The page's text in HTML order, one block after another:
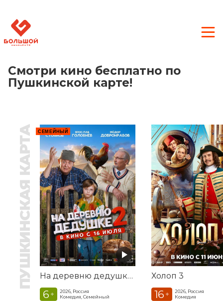
Смотри кино бесплатно по
Пушкинской карте!
ПУШКИНСКАЯ КАРТА СЕМЕЙНЫЙ
На деревню дедушке 2
6 +
2026, Россия
Комедия, Семейный
Холоп 3
16 +
2026, Россия
Комедия